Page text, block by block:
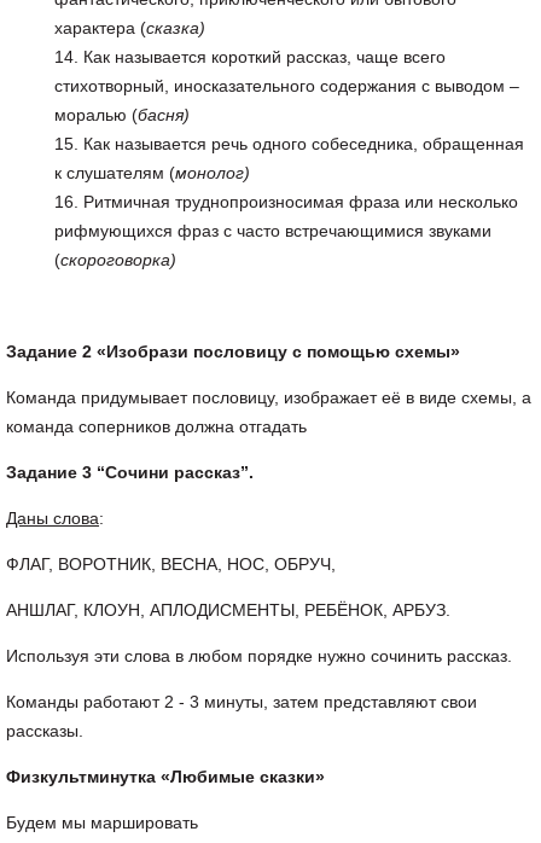
характера (сказка)
Как называется короткий рассказ, чаще всего
стихотворный, иносказательного содержания с выводом –
моралью (басня)
Как называется речь одного собеседника, обращенная
к слушателям (монолог)
Ритмичная труднопроизносимая фраза или несколько
рифмующихся фраз с часто встречающимися звуками
(скороговорка)
Задание 2 «Изобрази пословицу с помощью схемы»
Команда придумывает пословицу, изображает её в виде схемы, а
команда соперников должна отгадать
Задание 3 “Сочини рассказ”.
Даны слова:
ФЛАГ, ВОРОТНИК, ВЕСНА, НОС, ОБРУЧ,
АНШЛАГ, КЛОУН, АПЛОДИСМЕНТЫ, РЕБЁНОК, АРБУЗ.
Используя эти слова в любом порядке нужно сочинить рассказ.
Команды работают 2 - 3 минуты, затем представляют свои
рассказы.
Физкультминутка «Любимые сказки»
Будем мы маршировать